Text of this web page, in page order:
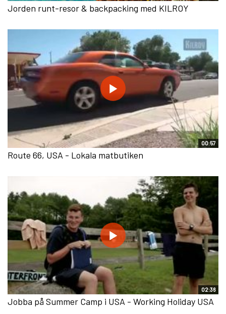
Jorden runt-resor & backpacking med KILROY
00:57
Route 66, USA - Lokala matbutiken
02:36
Jobba på Summer Camp i USA - Working Holiday USA